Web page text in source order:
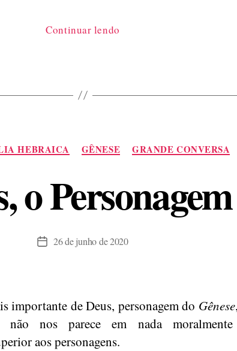
Continuar lendo
Jó,
Categorias
HEBRAICA GÊNESE GRANDE CONVERSA
o Personagem
Data26 de junho de 2020
importante de Deus, personagem do Gênese
nos parece em nada
aos personagens.